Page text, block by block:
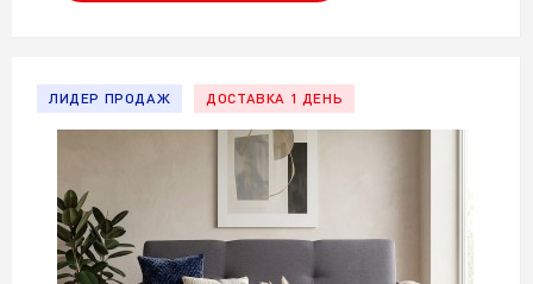
ЛИДЕР ПРОДАЖ ДОСТАВКА 1 ДЕНЬ